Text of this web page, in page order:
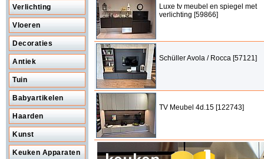
Verlichting
Vloeren
Decoraties
Antiek
Tuin
Babyartikelen
Haarden
Kunst
Keuken Apparaten
Luxe tv meubel en spiegel met
verlichting [59866]
Schüller Avola / Rocca [57121]
TV Meubel 4d.15 [122743]